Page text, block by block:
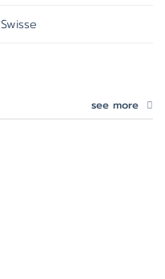
Swisse
see more